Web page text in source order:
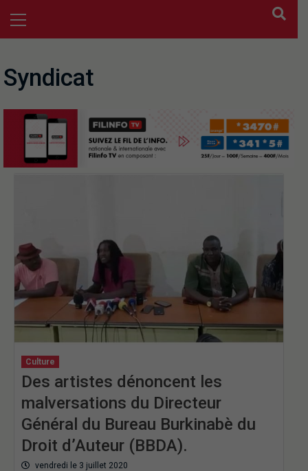
Syndicat
Culture
Des artistes dénoncent les
malversations du Directeur
Général du Bureau Burkinabè du
Droit d’Auteur (BBDA).
vendredi le 3 juillet 2020